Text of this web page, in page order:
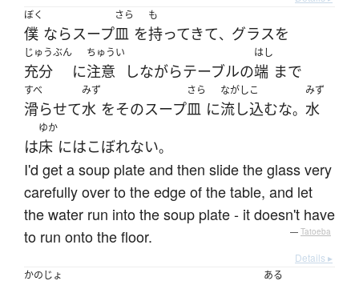
ぼく
僕 ならスープ
さら
皿 を
も
持ってきて、 グラスを
じゅうぶん
充分 に
ちゅうい
注意 しながらテーブルの
はし
端 まで
すべ
滑らせて
みず
水 をそのスープ
さら
皿 に
ながしこ
流し込むな。
みず
水
は
ゆか
床 にはこぼれない。
I'd get a soup plate and then slide the glass very
carefully over to the edge of the table, and let
the water run into the soup plate - it doesn't have
to run onto the floor.
— Tatoeba
Details ▸
かのじょ
ある